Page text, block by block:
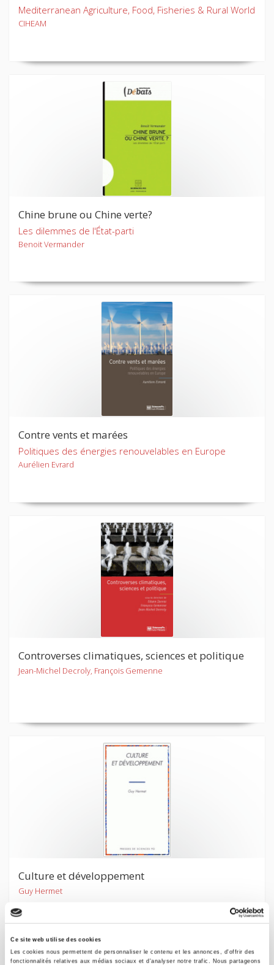
Ce site web utilise des cookies
Les cookies nous permettent de personnaliser le contenu et les annonces, d'offrir des
fonctionnalités relatives aux médias sociaux et d'analyser notre trafic. Nous partageons
Mediterranean Agriculture, Food, Fisheries & Rural World
CIHEAM
Chine brune ou Chine verte?
Les dilemmes de l'État-parti
Benoit Vermander
Contre vents et marées
Politiques des énergies renouvelables en Europe
Aurélien Evrard
Controverses climatiques, sciences et politique
Jean-Michel Decroly, François Gemenne
Culture et développement
Guy Hermet